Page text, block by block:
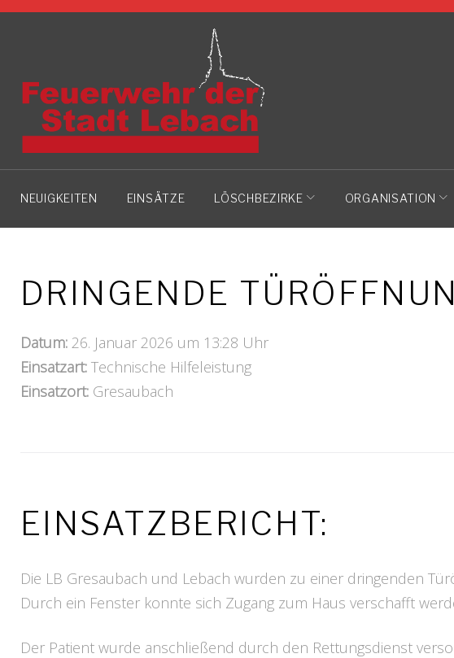
Skip
NEUIGKEITEN EINSÄTZE LÖSCHBEZIRKE ORGANISATION
DRINGENDE
Datum: 26. Januar 2026 um 13:28 Uhr
Einsatzart: Technische Hilfeleistung
Einsatzort: Gresaubach
EINSATZBERICHT:
Die LB Gresaubach und Lebach wurden zu einer dringenden
Durch ein Fenster konnte sich Zugang zum Haus verschafft
Der Patient wurde anschließend durch den Rettungsdienst